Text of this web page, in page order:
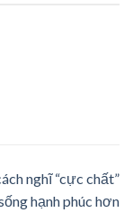
nghĩ “cực chất”
hạnh phúc hơn